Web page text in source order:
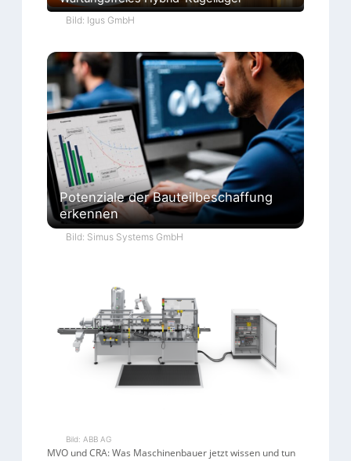
Bild: Igus GmbH
Potenziale der Bauteilbeschaffung
erkennen
Bild: Simus Systems GmbH
Bild: ABB AG
MVO und CRA: Was Maschinenbauer jetzt wissen und tun